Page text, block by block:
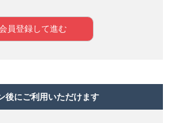
後にご利用いただけます